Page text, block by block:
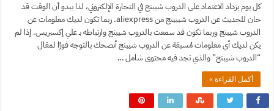
كل يوم يزداد الاعتماد على الدروب شيبنج في التجارة الإلكتروني، لذا يبدو أن الوقت قد
حان للحديث عن الدروب شيبينج من aliexpress. ربما تكون لديك معلومات عن
الدروب شيبنج وربما تكون قد سمعت بالدروب شيبنج وارتباطه بـ علي إكسبريس. إذا لم
يكن لديك أي معلومات مُسبقة عن الدروب شيبنج أنصحك بالتوجه فورًا لمقال
“الدروب شيبنج” والذي تجد فيه محتوى شامل …
أكمل القراءة »